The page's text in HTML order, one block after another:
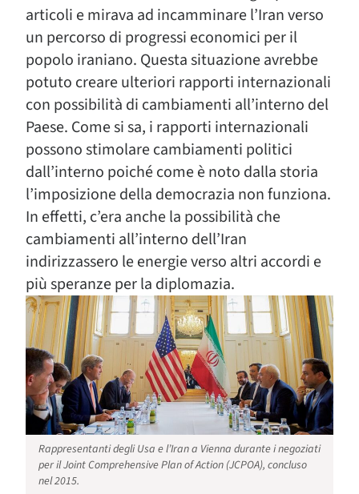
articoli e mirava ad incamminare l’Iran verso
un percorso di progressi economici per il
popolo iraniano. Questa situazione avrebbe
potuto creare ulteriori rapporti internazionali
con possibilità di cambiamenti all’interno del
Paese. Come si sa, i rapporti internazionali
possono stimolare cambiamenti politici
dall’interno poiché come è noto dalla storia
l’imposizione della democrazia non funziona.
In effetti, c’era anche la possibilità che
cambiamenti all’interno dell’Iran
indirizzassero le energie verso altri accordi e
più speranze per la diplomazia.
Rappresentanti degli Usa e l’Iran a Vienna durante i negoziati
per il Joint Comprehensive Plan of Action (JCPOA), concluso
nel 2015.